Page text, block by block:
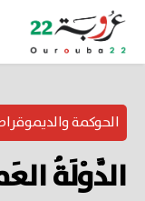
الحوكمة
الدَّوْلَةُ